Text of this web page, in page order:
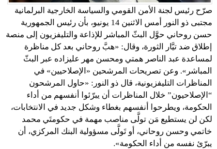
صرّح رئيس لجنة الأمن القومي والسياسة الخارجية البرلمانية
مجتبى ذو النور أمس الاثنين 14 يونيو، بأن رئيس الجمهورية
حسن روحاني حوَّل البثّ المباشر للإذاعة والتليفزيون إلى منصة
إطلاق ضد تيَّار الثورة، وقال: «هبَّ روحاني بعد كل مناظرة
لمساعدة عبد الناصر همتي ومحسن مهر عليزاده عبر البثّ
المباشر». وعن تصريحات المرشحين «الإصلاحيين» في
المناظرات التليفزيونية، قال ذو النور: «حاول المرشحون
“الإصلاحيون” خلال المناظرات أن يبرّئوا أنفسهم من أداء
الحكومة، ويطرحوا أنفسهم بغطاء وشكل جديد في الانتخابات،
لكن لن يستطيع مَن تولَّى مناصب مهمة في حكومتَي محمد
خاتمي وحسن روحاني، أو تَولَّى مسؤولية البنك المركزي، أن
يبرّئ نفسه من أداء الحكومة».